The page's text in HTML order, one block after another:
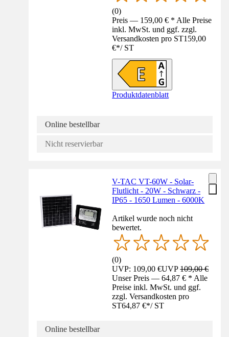
(0)
Preis — 159,00 € * Alle Preise
inkl. MwSt. und ggf. zzgl.
Versandkosten pro ST159,00
€*/ ST
Produktdatenblatt
Online bestellbar
Nicht reservierbar
V-TAC VT-60W - Solar-
Flutlicht - 20W - Schwarz -
IP65 - 1650 Lumen - 6000K
Artikel wurde noch nicht
bewertet.
(0)
UVP: 109,00 €UVP109,00 €
Unser Preis — 64,87 € * Alle
Preise inkl. MwSt. und ggf.
zzgl. Versandkosten pro
ST64,87 €*/ ST
Online bestellbar